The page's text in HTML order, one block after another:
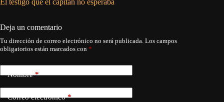
Deja un comentario
Tu dirección de correo electrónico no será publicada. Los campos
obligatorios están marcados con *
Nombre*
Correo electrónico*